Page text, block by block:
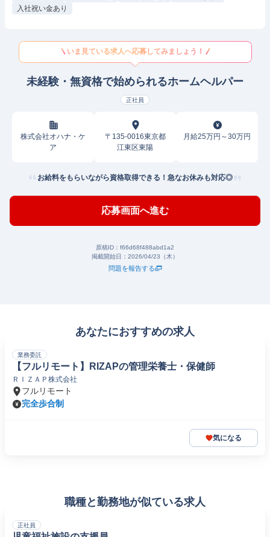
入社祝い金あり
いま見ている求人へ応募してみましょう！
未経験・無資格で始められるホームヘルパー
正社員
株式会社オハナ・ケ
ア
〒135-0016東京都
江東区東陽
月給25万円～30万円
お給料をもらいながら資格取得できる！急なお休みも対応◎
応募画面へ進む
原稿ID： f66d68f488abd1a2
掲載開始日： 2026/04/23（木）
問題を報告する
あなたにおすすめの求人
業務委託
【フルリモート】RIZAPの管理栄養士・保健師
ＲＩＺＡＰ株式会社
フルリモート
完全歩合制
気になる
職種と勤務地が似ている求人
正社員